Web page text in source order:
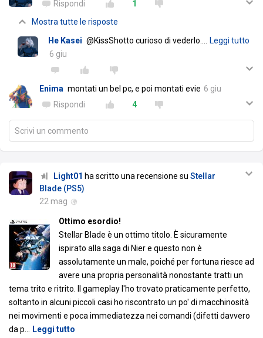
Rispondi
1
Mostra tutte le risposte
He Kasei @KissShotto curioso di vederlo.
Leggi tutto
6 giu
Enima montati un bel pc, e poi montati evie 6 giu
Rispondi
4
Scrivi un commento
Light01 ha scritto una recensione su Stellar
Blade (PS5)
22 mag
Ottimo esordio!
Stellar Blade è un ottimo titolo. È sicuramente
ispirato alla saga di Nier e questo non è
assolutamente un male, poiché per fortuna riesce ad
avere una propria personalità nonostante tratti un
tema trito e ritrito. Il gameplay l'ho trovato praticamente perfetto,
soltanto in alcuni piccoli casi ho riscontrato un po' di macchinosità
nei movimenti e poca immediatezza nei comandi (difetti davvero
da p
Leggi tutto